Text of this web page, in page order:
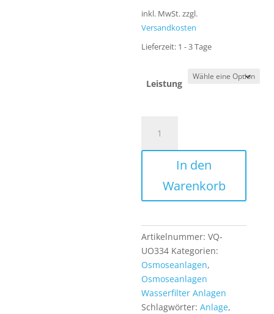
inkl. MwSt.zzgl.
Versandkosten
Lieferzeit: 1 - 3 Tage
Leistung
Stufen
Umkehrosmose
Membran
Zubehör
mit
3/4
Zoll
Adapter
Menge
In den
Warenkorb
Artikelnummer:VQ-
UO334 Kategorien:
Osmoseanlagen,
Osmoseanlagen
Wasserfilter Anlagen
Schlagwörter:Anlage,